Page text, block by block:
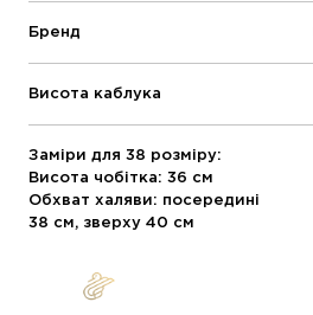
Бренд
Висота каблука
Заміри для 38 розміру:
Висота чобітка: 36 см
Обхват халяви: посередині
38 см, зверху 40 см